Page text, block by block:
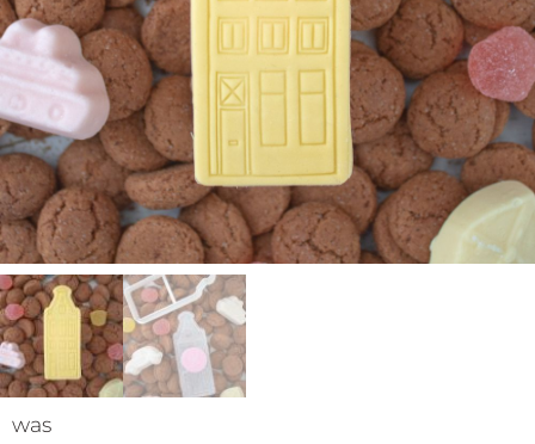
thema
Maatwerk
Cursussen
Gratis
Outlet
was